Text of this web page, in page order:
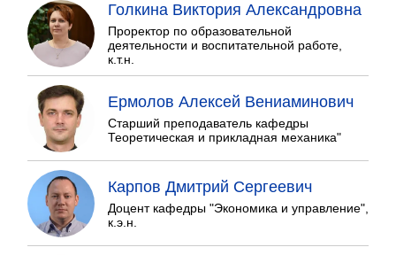
Голкина Виктория Александровна
Проректор по образовательной
деятельности и воспитательной работе,
к.т.н.
Ермолов Алексей Вениаминович
Старший преподаватель кафедры
Теоретическая и прикладная механика"
Карпов Дмитрий Сергеевич
Доцент кафедры "Экономика и управление",
к.э.н.